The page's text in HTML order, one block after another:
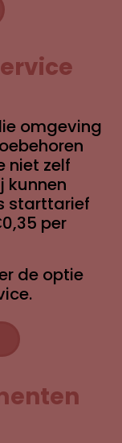
omgeving
niet zelf
kunnen
starttarief
per
de optie